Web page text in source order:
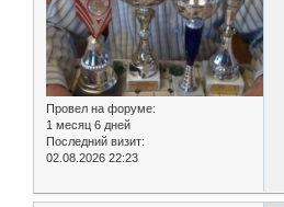
Провел на форуме:
1 месяц 6 дней
Последний визит:
02.08.2026 22:23